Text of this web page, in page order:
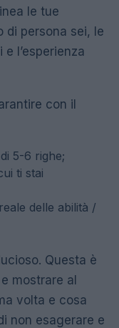
le tue
di persona sei, le
l’esperienza
con il
5-6 righe;
ti stai
delle abilità /
Questa è
mostrare al
volta e cosa
non esagerare e